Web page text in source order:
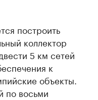
построить
коллектор
5 км сетей
к
объекты.
по восьми